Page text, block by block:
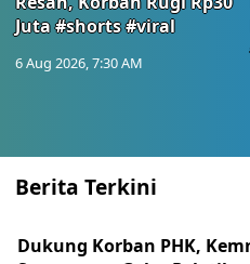
Juta #shorts #viral
6 Aug 2026, 7:30 AM
Berita Terkini
Dukung Korban PHK,